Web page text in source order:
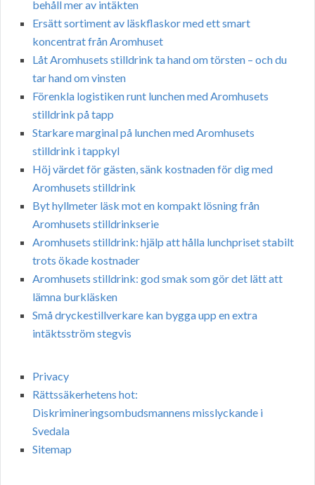
behåll mer av intäkten
Ersätt sortiment av läskflaskor med ett smart
koncentrat från Aromhuset
Låt Aromhusets stilldrink ta hand om törsten – och du
tar hand om vinsten
Förenkla logistiken runt lunchen med Aromhusets
stilldrink på tapp
Starkare marginal på lunchen med Aromhusets
stilldrink i tappkyl
Höj värdet för gästen, sänk kostnaden för dig med
Aromhusets stilldrink
Byt hyllmeter läsk mot en kompakt lösning från
Aromhusets stilldrinkserie
Aromhusets stilldrink: hjälp att hålla lunchpriset stabilt
trots ökade kostnader
Aromhusets stilldrink: god smak som gör det lätt att
lämna burkläsken
Små dryckestillverkare kan bygga upp en extra
intäktsström stegvis
Privacy
Rättssäkerhetens hot:
Diskrimineringsombudsmannens misslyckande i
Svedala
Sitemap